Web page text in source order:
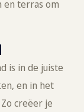
en terras om
is in de juiste
en in het
creëer je